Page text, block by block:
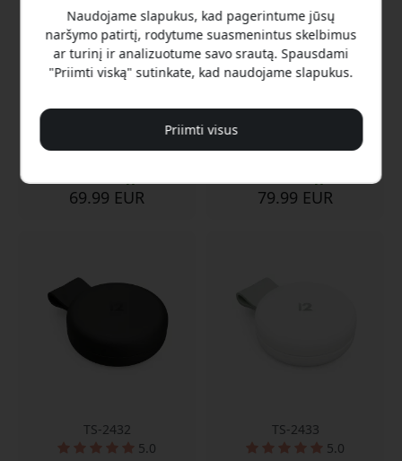
15WQi2magnetinis
įkrovimas
Dviejų įrenginių
įkrovimas vienu metu
atmetimas
69.99 EUR
35 W maitinimo adapteriu
- Balta
15W Qi2 magnetinis
įkrovimas
įrenginius
Reguliuojamas 70°
žiūrėjimo kampas
79.99 EUR
TS-2432
5.0
TS-2433
5.0
Naudojame slapukus, kad pagerintume jūsų
naršymo patirtį, rodytume suasmenintus skelbimus
ar turinį ir analizuotume savo srautą. Spausdami
"Priimti viską" sutinkate, kad naudojame slapukus.
Priimti visus